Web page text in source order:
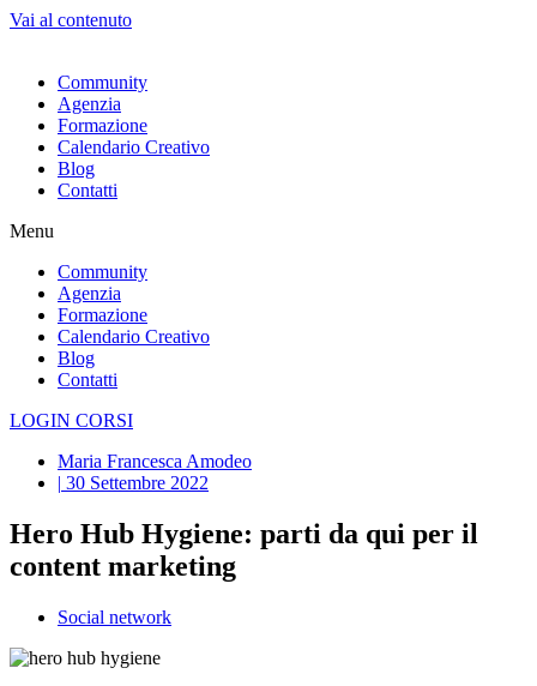
Vai al contenuto
Community
Agenzia
Formazione
Calendario Creativo
Blog
Contatti
Menu
Community
Agenzia
Formazione
Calendario Creativo
Blog
Contatti
LOGIN CORSI
Maria Francesca Amodeo
| 30 Settembre 2022
Hero Hub Hygiene: parti da qui per il
content marketing
Social network